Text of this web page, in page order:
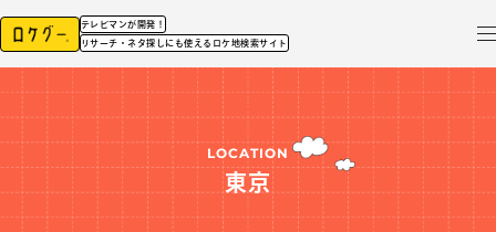
テレビマンが開発！
リサーチ・ネタ探しにも使えるロケ地検索サイト
LOCATION
東京